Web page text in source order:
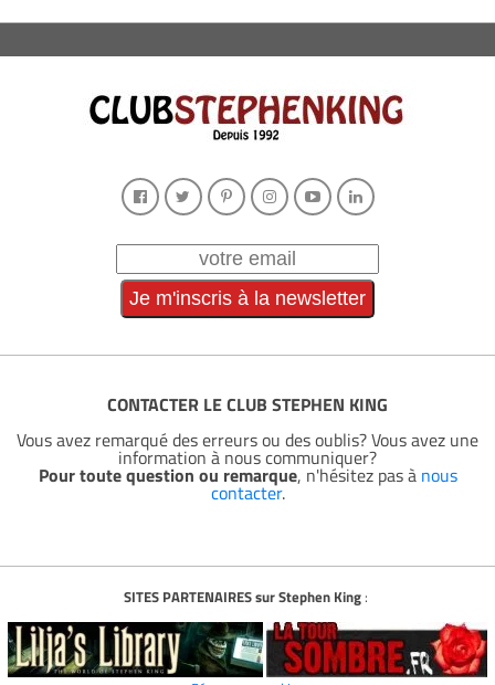
CONTACTER LE CLUB STEPHEN KING
Vous avez remarqué des erreurs ou des oublis? Vous avez une
information à nous communiquer?
Pour toute question ou remarque, n'hésitez pas à nous
contacter.
SITES PARTENAIRES sur Stephen King: